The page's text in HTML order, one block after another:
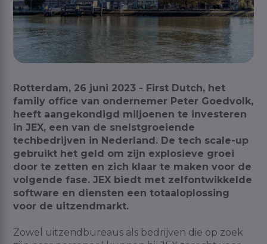
Rotterdam, 26 juni 2023 - First Dutch, het
family office van ondernemer Peter Goedvolk,
heeft aangekondigd miljoenen te investeren
in JEX, een van de snelstgroeiende
techbedrijven in Nederland. De tech scale-up
gebruikt het geld om zijn explosieve groei
door te zetten en zich klaar te maken voor de
volgende fase. JEX biedt met zelfontwikkelde
software en diensten een totaaloplossing
voor de uitzendmarkt.
Zowel uitzendbureaus als bedrijven die op zoek